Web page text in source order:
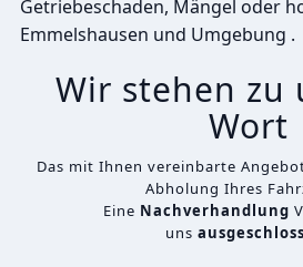
Getriebeschaden, Mängel oder
Emmelshausen und Umgebung .
Wir stehen zu
Wort
Das mit Ihnen vereinbarte
Abholung Ihres
Eine Nachverhandlung
uns